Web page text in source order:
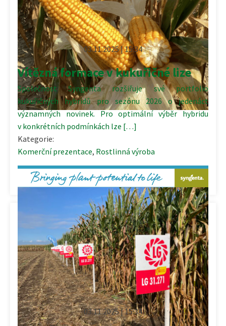
03.11.2025 | 15:34
Vítězná formace v kukuřičné lize
Společnost Syngenta rozšiřuje své portfolio
kukuřičných hybridů pro sezónu 2026 o jedenáct
významných novinek. Pro optimální výběr hybridu
v konkrétních podmínkách lze […]
Kategorie:
Komerční prezentace, Rostlinná výroba
03.11.2025 | 15:34